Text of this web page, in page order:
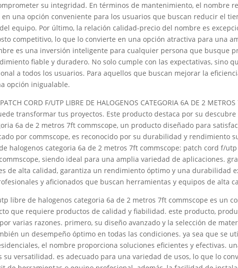
su integridad. En términos de mantenimiento, el nombre
una opción conveniente para los usuarios que buscan reducir el
equipo. Por último, la relación calidad-precio del nombre es
competitivo, lo que lo convierte en una opción atractiva para una
es una inversión inteligente para cualquier persona que busque
fiable y duradero. No solo cumple con las expectativas, sino
a todos los usuarios. Para aquellos que buscan mejorar la
opción inigualable.
CORD F/UTP LIBRE DE HALOGENOS CATEGORIA 6A DE 2
transformar tus proyectos. Este producto destaca por su
6a de 2 metros 7ft commscope, un producto diseñado para
por commscope, es reconocido por su durabilidad y rendimiento
halogenos categoria 6a de 2 metros 7ft commscope: patch cord f/
siendo ideal para una amplia variedad de aplicaciones.
de alta calidad, garantiza un rendimiento óptimo y una durabilidad
y aficionados que buscan herramientas y equipos de alta
libre de halogenos categoria 6a de 2 metros 7ft commscope es un
que requiere productos de calidad y fiabilidad. este producto,
varias razones. primero, su diseño avanzado y la selección de
un desempeño óptimo en todas las condiciones. ya sea que se
el nombre proporciona soluciones eficientes y efectivas.
su versatilidad. es adecuado para una variedad de usos, lo que lo